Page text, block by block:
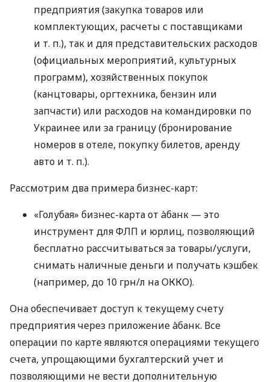
предприятия (закупка товаров или
комплектующих, расчеты с поставщиками
и т. п.), так и для представительских расходов
(официальных мероприятий, культурных
программ), хозяйственных покупок
(канцтовары, оргтехника, бензин или
запчасти) или расходов на командировки по
Украинее или за границу (бронирование
номеров в отеле, покупку билетов, аренду
авто и т. п.).
Рассмотрим два примера бизнес-карт:
«Голубая» бизнес-карта от àбанк — это
инструмент для ФЛП и юрлиц, позволяющий
бесплатно рассчитываться за товары/услуги,
снимать наличные деньги и получать кэшбек
(например, до 10 грн/л на ОККО).
Она обеспечивает доступ к текущему счету
предприятия через приложение àбанк. Все
операции по карте являются операциями текущего
счета, упрощающими бухгалтерский учет и
позволяющими не вести дополнительную